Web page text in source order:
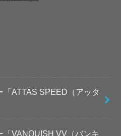
ATTAS SPEED（アッタ
「VANQUISH VV（バンキ